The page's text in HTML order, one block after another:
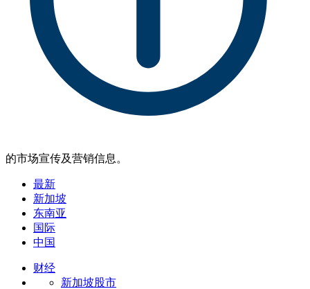
的市场宣传及营销信息。
最新
新加坡
东南亚
国际
中国
财经
新加坡股市